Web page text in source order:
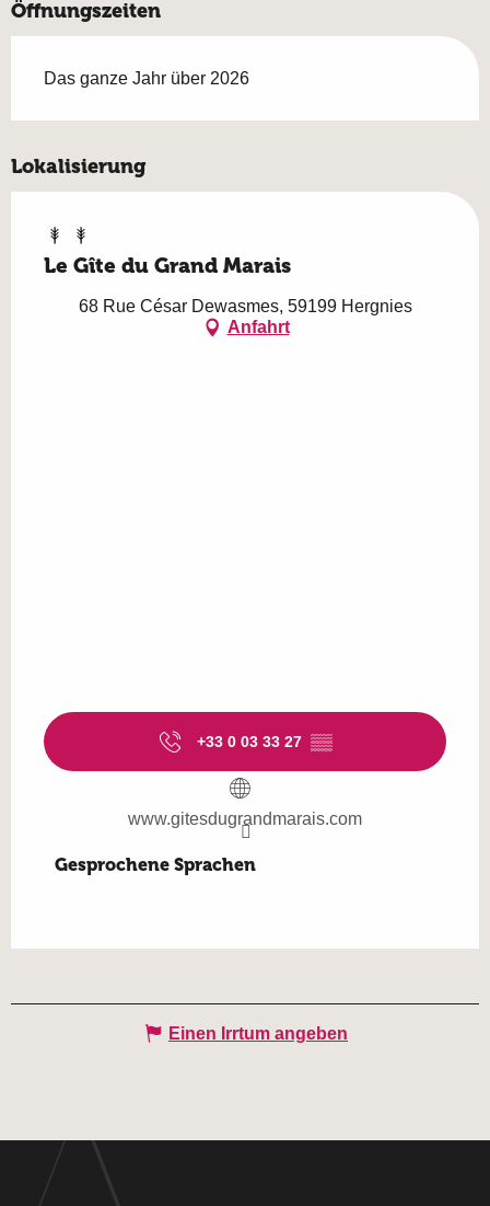
Öffnungszeiten
Das ganze Jahr über 2026
Lokalisierung
Le Gîte du Grand Marais
68 Rue César Dewasmes, 59199 Hergnies
Anfahrt
+33 0 03 33 27 ▒▒
www.gitesdugrandmarais.com
Gesprochene Sprachen
Gesprochene Sprachen
Einen Irrtum angeben